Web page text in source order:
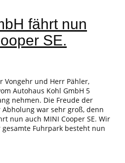
fährt nun
SE.
Vongehr und Herr Pähler,
Autohaus Kohl GmbH 5
nehmen. Die Freude der
war sehr groß, denn
nun auch MINI Cooper SE. Wir
Fuhrpark besteht nun